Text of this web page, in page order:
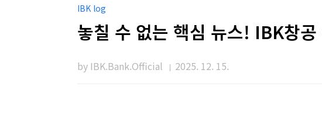
IBK log
놓칠 수 없는 핵심 뉴스! IBK창
by IBK.Bank.Official 2025. 12. 15.